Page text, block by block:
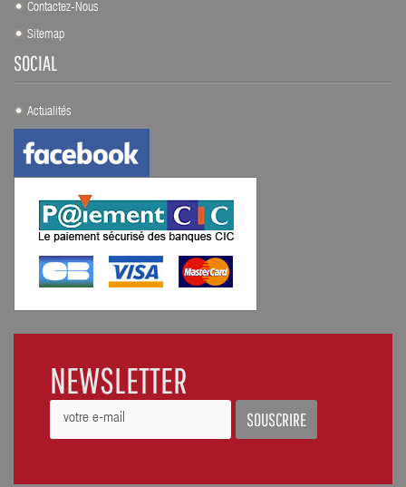
Contactez-Nous
Sitemap
SOCIAL
Actualités
NEWSLETTER
SOUSCRIRE